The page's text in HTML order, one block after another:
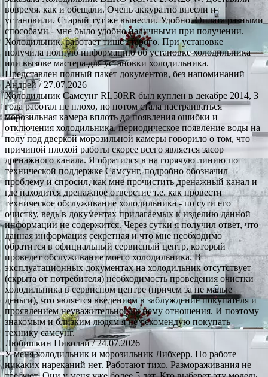
вовремя. как и обещали. Очень аккуратно внесли и
установили. Старый тут же вынесли. Удобно. Оплата разными
способами - мне было удобно наличными при получении.
Холодильник. работает тише старого. При установке
получила полную информацию об установке холодильника
или вызове мастера для установки холодильника.
Представлен полный пакет документов, без напоминаний
Андрей/ 27.07.2026
Холодильник Самсунг RL50RR был куплен в декабре 2014, 3
года работал не плохо, но потом стала настраиваться
морозильная камера вплоть до появления ошибки и
отключения холодильника, периодическое появление воды на
полу под дверкой морозильной камеры говорило о том, что
причиной плохой работы скорее всего является засор
дренажного канала. Я обратился в на горячую линию по
технической поддержке Самсунг, подробно обозначил
проблему и спросил, как мне прочистить дренажный канал и
где находится дренажное отверстие т.е. как провести
техническое обслуживание холодильника - по сути его
очистку, ведь в документах прилагаемых к изделию данной
информации не содержится. Через сутки я получил ответ, что
данная информация секретная и что мне необходимо
обратится в официальный сервисный центр, который
проведет обслуживание моего холодильника. В
эксплуатационных документах на холодильник отсутствует
(скрыта от потребителя) необходимость проведения очистки
холодильника в сервисном центре (причем за не малые
деньги), что является введением в заблуждение покупателя и
проявлением неуважительного к нему отношения. И поэтому
знакомым и близким людям я не рекомендую покупать
технику самсунг.
Любишкин Николай/ 24.07.2026
У меня холодильник и морозильник Либхерр. По работе
никаких нареканий нет. Работают тихо. Размораживания не